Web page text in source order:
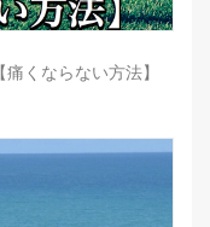
くならない方法】